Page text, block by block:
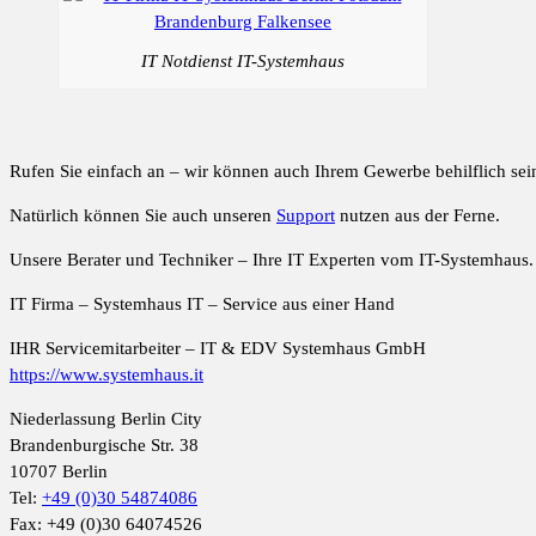
IT Notdienst IT-Systemhaus
Rufen Sie einfach an – wir können auch Ihrem Gewerbe behilflich
Natürlich können Sie auch unseren Support nutzen aus der Ferne.
Unsere Berater und Techniker – Ihre IT Experten vom IT-Systemhaus.
IT Firma – Systemhaus IT – Service aus einer Hand
IHR Servicemitarbeiter – IT & EDV Systemhaus GmbH
https://www.systemhaus.it
Niederlassung Berlin City
Brandenburgische Str. 38
10707 Berlin
Tel: +49 (0)30 54874086
Fax: +49 (0)30 64074526